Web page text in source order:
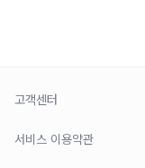
고객센터
서비스 이용약관